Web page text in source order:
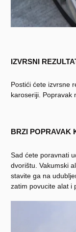
IZVRSNI
Postići ćete izvrsne
karoseriji. Popravak
BRZI POPRAVAK
Sad ćete poravnati
dvorištu. Vakumski
stavite ga na
zatim povucite alat i